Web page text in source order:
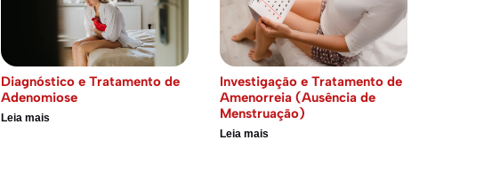
Diagnóstico e Tratamento de
Adenomiose
Leia mais
Investigação e Tratamento de
Amenorreia (Ausência de
Menstruação)
Leia mais